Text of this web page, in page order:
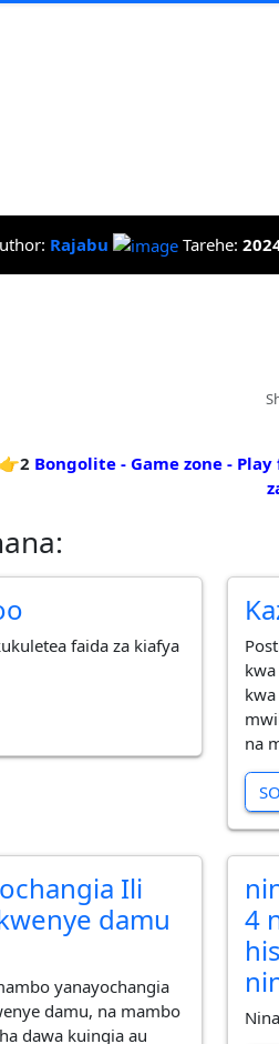
Rajabu Tarehe:
👉2 Bongolite - Game zone -
faida za kiafya
na
Ili
damu
yanayochangia
damu, na mambo
dawa kuingia au
4